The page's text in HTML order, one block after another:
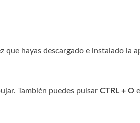
que hayas descargado e instalado la
También puedes pulsar CTRL + O